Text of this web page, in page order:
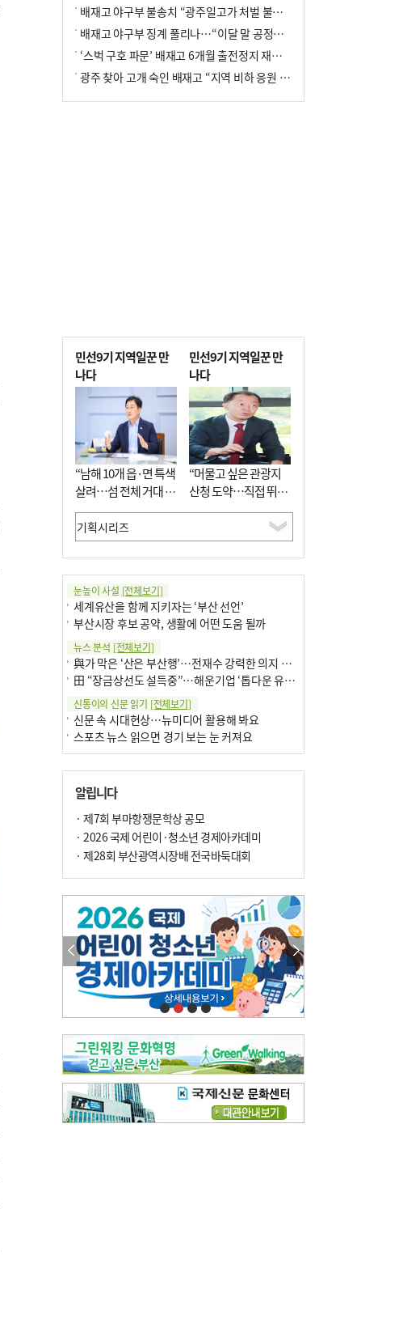
배재고 야구부 불송치 “광주일고가 처벌 불원 의사 표해”
배재고 야구부 징계 풀리나…“이달 말 공정위서 재심의”
‘스벅 구호 파문’ 배재고 6개월 출전정지 재심 신청키로
광주 찾아 고개 숙인 배재고 “지역 비하 응원 잘못”(종합)
민선9기 지역일꾼 만
나다
“남해 10개 읍·면 특색
살려…섬 전체 거대 정
원으로 조성”
민선9기 지역일꾼 만
나다
“머물고 싶은 관광지
산청 도약…직접 뛰며
‘돈 버는 군수’ 될 것”
눈높이 사설 [전체보기]
세계유산을 함께 지키자는 ‘부산 선언’
부산시장 후보 공약, 생활에 어떤 도움 될까
뉴스 분석 [전체보기]
與가 막은 ‘산은 부산행’…전재수 강력한 의지 표명 없인 공염불
田 “장금상선도 설득중”…해운기업 ‘톱다운 유치전’ 가속
신통이의 신문 읽기 [전체보기]
신문 속 시대현상…뉴미디어 활용해 봐요
스포츠 뉴스 읽으면 경기 보는 눈 커져요
구·군 승진 축하화분 관행 없애자니 소상공인 울상
팩트체크 [전체보기]
서산 간월암
한 손 뉴스[전체보기]
골목 맛집 발굴 고메 셀렉션…부산시, 페스티벌 시월 연계
이란 공습 경고·취소 되풀이…오락가락 트럼프 비꼰 ‘타코’
오늘의 날씨-[전체보기]
오늘의 날씨- 2026년 8월 6일
오늘의 날씨- 2026년 8월 5일
우리 결혼해요-[전체보기]
우리 결혼해요- 김홍윤·정세빈 커플
알립니다
· 제7회 부마항쟁문학상 공모
· 2026 국제 어린이·청소년 경제아카데미
· 제28회 부산광역시장배 전국바둑대회